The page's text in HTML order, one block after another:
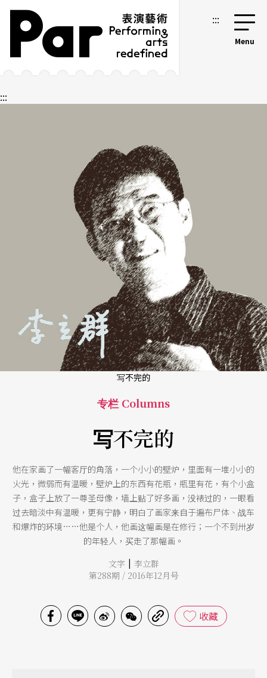
跳到主要内容区块
网站导览 :::
:::
写不完的
专栏 Columns
写不完的
他在家画了一幅客厅的角落，一个小小的壁炉，里面有一堆小小的
火光，微弱而有温暖，壁炉上的东西有花瓶，瓶里有花，有个小盒
子，盒子上放了一尊圣母像，墙上贴了好多画，没裱过的，一眼看
过去暗淡中有温暖，更有宁静，明白了画家来自于遍布尸体、战车
和爆炸的环境……他是个人，他画这幅画是在修行；一个不到卅岁
的年轻人，买走了那幅画。
文字 | 李立群
第288期 / 2016年12月号
收藏